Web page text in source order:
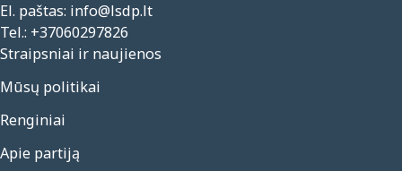
El. paštas: info@lsdp.lt
Tel.: +37060297826
Straipsniai ir naujienos
Mūsų politikai
Renginiai
Apie partiją